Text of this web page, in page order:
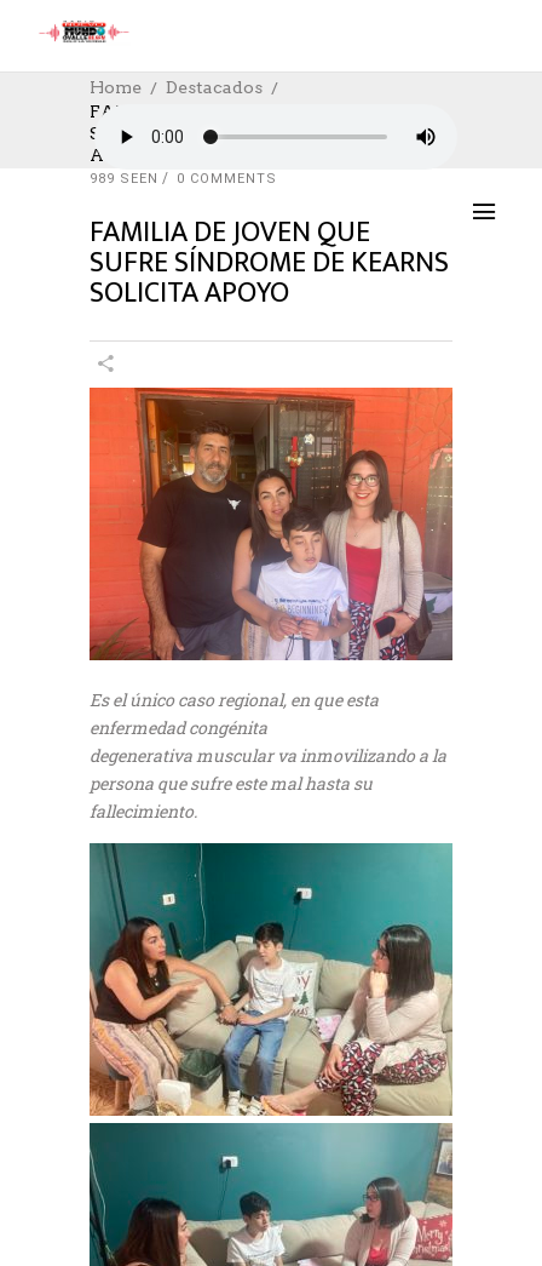
Home
Destacados
FAMILIA DE JOVEN QUE SUFRE
SÍNDROME DE KEARNS SOLICITA
APOYO
DESTACADOS SALUD,SOCIAL,SOCIAL
08/01/2024
989 SEEN
0 COMMENTS
FAMILIA DE JOVEN QUE
SUFRE SÍNDROME DE KEARNS
SOLICITA APOYO
Es el único caso regional, en que esta
enfermedad congénita
degenerativa muscular va inmovilizando a la
persona que sufre este mal hasta su
fallecimiento.